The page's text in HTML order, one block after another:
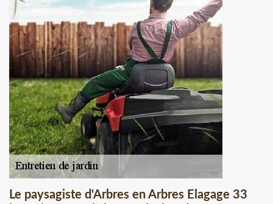
Le paysagiste d'Arbres en Arbres Elagage 33